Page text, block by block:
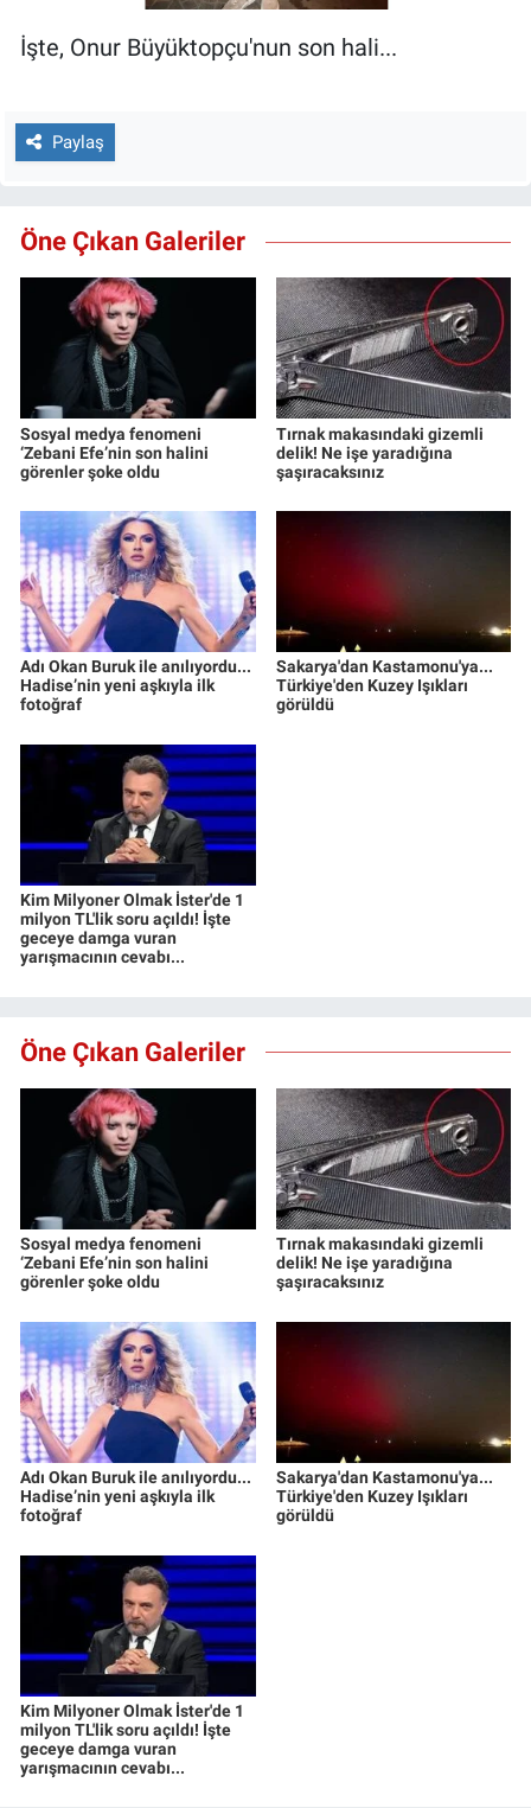
İşte, Onur Büyüktopçu'nun son hali...
Paylaş
Öne Çıkan Galeriler
Sosyal medya fenomeni
‘Zebani Efe’nin son halini
görenler şoke oldu
Tırnak makasındaki gizemli
delik! Ne işe yaradığına
şaşıracaksınız
Adı Okan Buruk ile anılıyordu...
Hadise’nin yeni aşkıyla ilk
fotoğraf
Sakarya'dan Kastamonu'ya...
Türkiye'den Kuzey Işıkları
görüldü
Kim Milyoner Olmak İster'de 1
milyon TL'lik soru açıldı! İşte
geceye damga vuran
yarışmacının cevabı...
Öne Çıkan Galeriler
Sosyal medya fenomeni
‘Zebani Efe’nin son halini
görenler şoke oldu
Tırnak makasındaki gizemli
delik! Ne işe yaradığına
şaşıracaksınız
Adı Okan Buruk ile anılıyordu...
Hadise’nin yeni aşkıyla ilk
fotoğraf
Sakarya'dan Kastamonu'ya...
Türkiye'den Kuzey Işıkları
görüldü
Kim Milyoner Olmak İster'de 1
milyon TL'lik soru açıldı! İşte
geceye damga vuran
yarışmacının cevabı...